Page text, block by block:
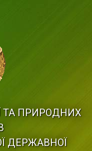
ТА ПРИРОДНИХ
ДЕРЖАВНОЇ